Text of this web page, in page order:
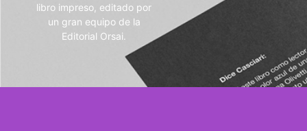
libro impreso, editado por
un gran equipo de la
Editorial Orsai.